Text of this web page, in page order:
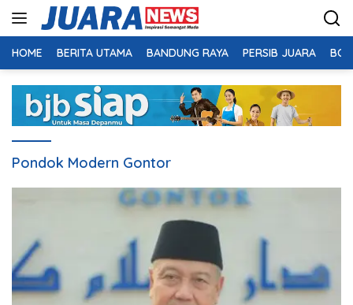
HOME BERITA UTAMA BANDUNG RAYA PERSIB JUARA
Pondok Modern Gontor